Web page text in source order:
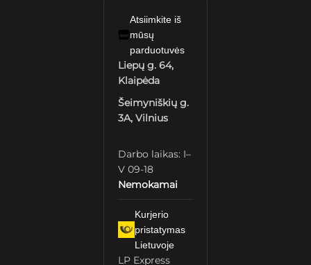
Atsiimkite iš
mūsų
parduotuvės
Liepų g. 64,
Klaipėda
Šeimyniškių g.
3A, Vilnius
Darbo laikas: I–
V 09-18
Nemokamai
Kurjerio
pristatymas
Lietuvoje
LP Express